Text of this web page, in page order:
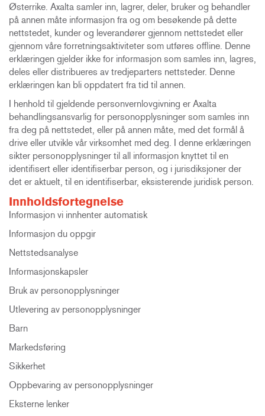
Østerrike. Axalta samler inn, lagrer, deler, bruker og behandler
på annen måte informasjon fra og om besøkende på dette
nettstedet, kunder og leverandører gjennom nettstedet eller
gjennom våre forretningsaktiviteter som utføres offline. Denne
erklæringen gjelder ikke for informasjon som samles inn, lagres,
deles eller distribueres av tredjeparters nettsteder. Denne
erklæringen kan bli oppdatert fra tid til annen.
I henhold til gjeldende personvernlovgivning er Axalta
behandlingsansvarlig for personopplysninger som samles inn
fra deg på nettstedet, eller på annen måte, med det formål å
drive eller utvikle vår virksomhet med deg. I denne erklæringen
sikter personopplysninger til all informasjon knyttet til en
identifisert eller identifiserbar person, og i jurisdiksjoner der
det er aktuelt, til en identifiserbar, eksisterende juridisk person.
Innholdsfortegnelse
Informasjon vi innhenter automatisk
Informasjon du oppgir
Nettstedsanalyse
Informasjonskapsler
Bruk av personopplysninger
Utlevering av personopplysninger
Barn
Markedsføring
Sikkerhet
Oppbevaring av personopplysninger
Eksterne lenker